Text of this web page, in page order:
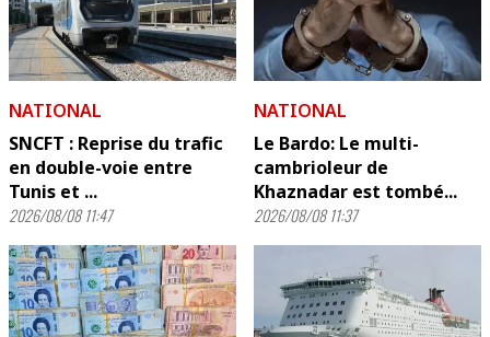
NATIONAL
SNCFT : Reprise du trafic
en double-voie entre
Tunis et ...
2026/08/08 11:47
NATIONAL
Le Bardo: Le multi-
cambrioleur de
Khaznadar est tombé...
2026/08/08 11:37